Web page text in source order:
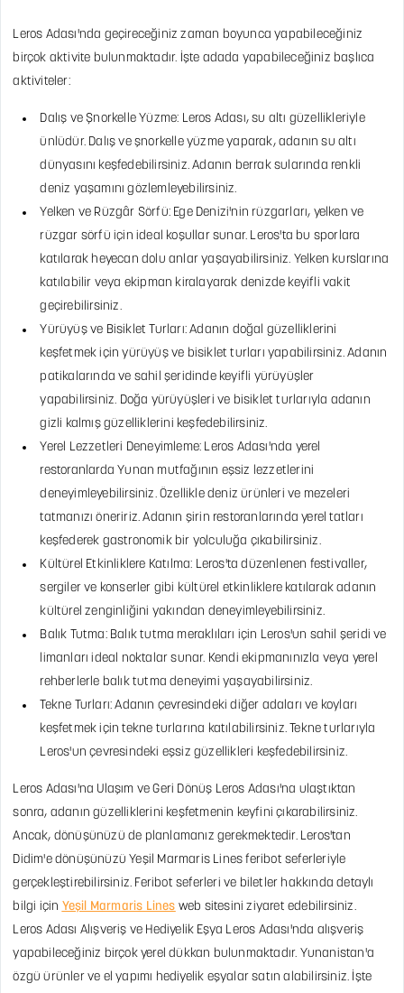
Leros Adası'nda geçireceğiniz zaman boyunca yapabileceğiniz
birçok aktivite bulunmaktadır. İşte adada yapabileceğiniz başlıca
aktiviteler:
Dalış ve Şnorkelle Yüzme: Leros Adası, su altı güzellikleriyle
ünlüdür. Dalış ve şnorkelle yüzme yaparak, adanın su altı
dünyasını keşfedebilirsiniz. Adanın berrak sularında renkli
deniz yaşamını gözlemleyebilirsiniz.
Yelken ve Rüzgâr Sörfü: Ege Denizi'nin rüzgarları, yelken ve
rüzgar sörfü için ideal koşullar sunar. Leros'ta bu sporlara
katılarak heyecan dolu anlar yaşayabilirsiniz. Yelken kurslarına
katılabilir veya ekipman kiralayarak denizde keyifli vakit
geçirebilirsiniz.
Yürüyüş ve Bisiklet Turları: Adanın doğal güzelliklerini
keşfetmek için yürüyüş ve bisiklet turları yapabilirsiniz. Adanın
patikalarında ve sahil şeridinde keyifli yürüyüşler
yapabilirsiniz. Doğa yürüyüşleri ve bisiklet turlarıyla adanın
gizli kalmış güzelliklerini keşfedebilirsiniz.
Yerel Lezzetleri Deneyimleme: Leros Adası'nda yerel
restoranlarda Yunan mutfağının eşsiz lezzetlerini
deneyimleyebilirsiniz. Özellikle deniz ürünleri ve mezeleri
tatmanızı öneririz. Adanın şirin restoranlarında yerel tatları
keşfederek gastronomik bir yolculuğa çıkabilirsiniz.
Kültürel Etkinliklere Katılma: Leros'ta düzenlenen festivaller,
sergiler ve konserler gibi kültürel etkinliklere katılarak adanın
kültürel zenginliğini yakından deneyimleyebilirsiniz.
Balık Tutma: Balık tutma meraklıları için Leros'un sahil şeridi ve
limanları ideal noktalar sunar. Kendi ekipmanınızla veya yerel
rehberlerle balık tutma deneyimi yaşayabilirsiniz.
Tekne Turları: Adanın çevresindeki diğer adaları ve koyları
keşfetmek için tekne turlarına katılabilirsiniz. Tekne turlarıyla
Leros'un çevresindeki eşsiz güzellikleri keşfedebilirsiniz.
Leros Adası'na Ulaşım ve Geri Dönüş Leros Adası'na ulaştıktan
sonra, adanın güzelliklerini keşfetmenin keyfini çıkarabilirsiniz.
Ancak, dönüşünüzü de planlamanız gerekmektedir. Leros'tan
Didim'e dönüşünüzü Yeşil Marmaris Lines feribot seferleriyle
gerçekleştirebilirsiniz. Feribot seferleri ve biletler hakkında detaylı
bilgi için Yeşil Marmaris Lines web sitesini ziyaret edebilirsiniz.
Leros Adası Alışveriş ve Hediyelik Eşya Leros Adası'nda alışveriş
yapabileceğiniz birçok yerel dükkan bulunmaktadır. Yunanistan'a
özgü ürünler ve el yapımı hediyelik eşyalar satın alabilirsiniz. İşte